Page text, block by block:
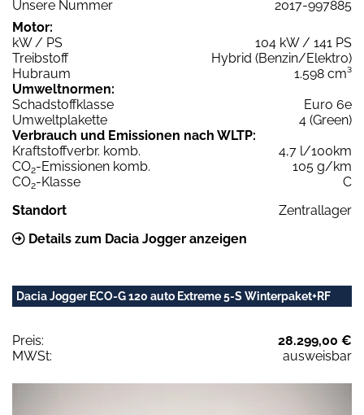
Unsere Nummer
2017-997885
Motor:
kW / PS
104 kW / 141 PS
Treibstoff
Hybrid (Benzin/Elektro)
Hubraum
1.598 cm³
Umweltnormen:
Schadstoffklasse
Euro 6e
Umweltplakette
4 (Green)
Verbrauch und Emissionen nach WLTP:
Kraftstoffverbr. komb.
4,7 l/100km
CO2-Emissionen komb.
105 g/km
CO2-Klasse
C
Standort
Zentrallager
Details zum Dacia Jogger anzeigen
Dacia Jogger ECO-G 120 auto Extreme 5-S Winterpaket+RF
Preis:
28.299,00 €
MWSt:
ausweisbar